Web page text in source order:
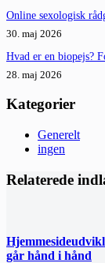
Online sexologisk
30. maj 2026
Hvad er en biopejs?
28. maj 2026
Kategorier
Generelt
ingen
Relaterede
går hånd i hånd